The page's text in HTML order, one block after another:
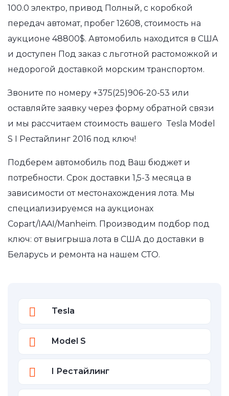
100.0 электро, привод Полный, с коробкой
передач автомат, пробег 12608, стоимость на
аукционе 48800$. Автомобиль находится в США
и доступен Под заказ с льготной растоможкой и
недорогой доставкой морским транспортом.
Звоните по номеру +375(25)906-20-53 или
оставляйте заявку через форму обратной связи
и мы рассчитаем стоимость вашего Tesla Model
S I Рестайлинг 2016 под ключ!
Подберем автомобиль под Ваш бюджет и
потребности. Срок доставки 1,5-3 месяца в
зависимости от местонахождения лота. Мы
специализируемся на аукционах
Copart/IAAI/Manheim. Производим подбор под
ключ: от выигрыша лота в США до доставки в
Беларусь и ремонта на нашем СТО.
Tesla
Model S
I Рестайлинг